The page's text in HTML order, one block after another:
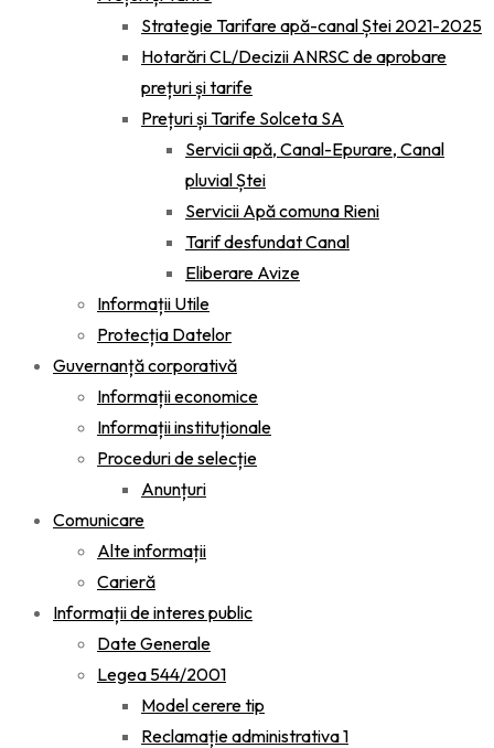
Strategie Tarifare apă-canal Ștei 2021-2025
Hotarări CL/Decizii ANRSC de aprobare
prețuri și tarife
Prețuri și Tarife Solceta SA
Servicii apă, Canal-Epurare, Canal
pluvial Ștei
Servicii Apă comuna Rieni
Tarif desfundat Canal
Eliberare Avize
Informații Utile
Protecția Datelor
Guvernanță corporativă
Informații economice
Informații instituționale
Proceduri de selecție
Anunțuri
Comunicare
Alte informații
Carieră
Informații de interes public
Date Generale
Legea 544/2001
Model cerere tip
Reclamație administrativa 1